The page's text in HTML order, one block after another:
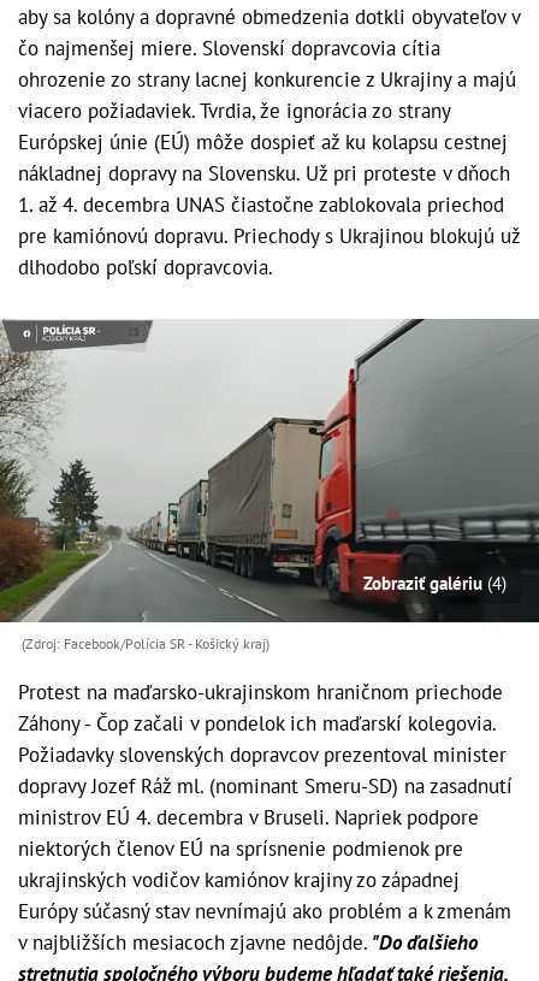
aby sa kolóny a dopravné obmedzenia dotkli obyvateľov v
čo najmenšej miere. Slovenskí dopravcovia cítia
ohrozenie zo strany lacnej konkurencie z Ukrajiny a majú
viacero požiadaviek. Tvrdia, že ignorácia zo strany
Európskej únie (EÚ) môže dospieť až ku kolapsu cestnej
nákladnej dopravy na Slovensku. Už pri proteste v dňoch
1. až 4. decembra UNAS čiastočne zablokovala priechod
pre kamiónovú dopravu. Priechody s Ukrajinou blokujú už
dlhodobo poľskí dopravcovia.
Zobraziť galériu (4)
(Zdroj: Facebook/Polícia SR - Košický kraj)
Protest na maďarsko-ukrajinskom hraničnom priechode
Záhony - Čop začali v pondelok ich maďarskí kolegovia.
Požiadavky slovenských dopravcov prezentoval minister
dopravy Jozef Ráž ml. (nominant Smeru-SD) na zasadnutí
ministrov EÚ 4. decembra v Bruseli. Napriek podpore
niektorých členov EÚ na sprísnenie podmienok pre
ukrajinských vodičov kamiónov krajiny zo západnej
Európy súčasný stav nevnímajú ako problém a k zmenám
v najbližších mesiacoch zjavne nedôjde. "Do ďalšieho
stretnutia spoločného výboru budeme hľadať také riešenia,